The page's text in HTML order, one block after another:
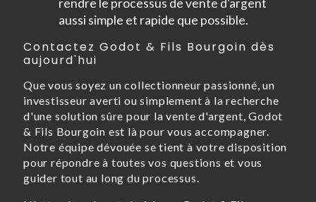
rendre le processus de vente d'argent
aussi simple et rapide que possible.
Contactez Godot & Fils Bourgoin dès
aujourd'hui
Que vous soyez un collectionneur passionné, un
investisseur averti ou simplement à la recherche
d'une solution sûre pour la vente d'argent, Godot
& Fils Bourgoin est là pour vous accompagner.
Notre équipe dévouée se tient à votre disposition
pour répondre à toutes vos questions et vous
guider tout au long du processus.